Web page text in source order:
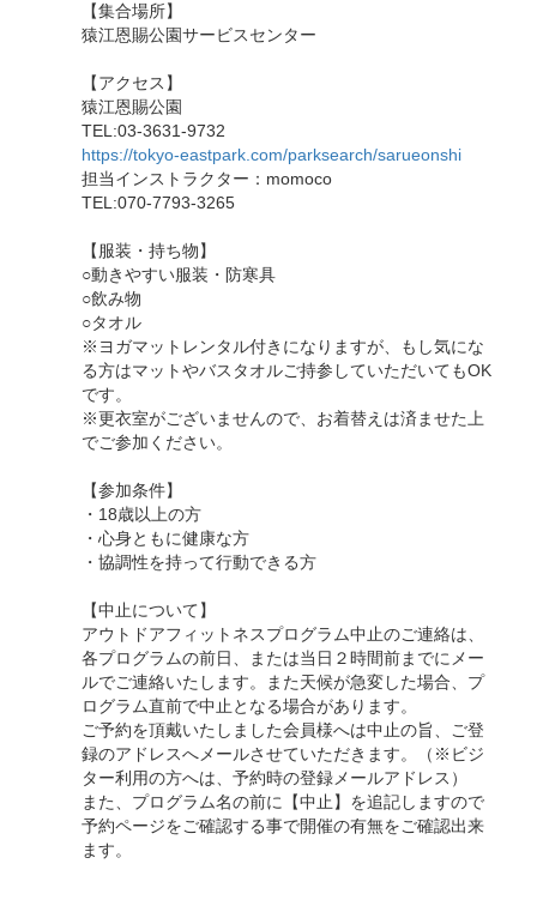
【集合場所】
猿江恩賜公園サービスセンター
【アクセス】
猿江恩賜公園
TEL:03-3631-9732
https://tokyo-eastpark.com/parksearch/sarueonshi
担当インストラクター：momoco
TEL:070-7793-3265
【服装・持ち物】
○動きやすい服装・防寒具
○飲み物
○タオル
※ヨガマットレンタル付きになりますが、もし気にな
る方はマットやバスタオルご持参していただいてもOK
です。
※更衣室がございませんので、お着替えは済ませた上
でご参加ください。
【参加条件】
・18歳以上の方
・心身ともに健康な方
・協調性を持って行動できる方
【中止について】
アウトドアフィットネスプログラム中止のご連絡は、
各プログラムの前日、または当日２時間前までにメー
ルでご連絡いたします。また天候が急変した場合、プ
ログラム直前で中止となる場合があります。
ご予約を頂戴いたしました会員様へは中止の旨、ご登
録のアドレスへメールさせていただきます。（※ビジ
ター利用の方へは、予約時の登録メールアドレス）
また、プログラム名の前に【中止】を追記しますので
予約ページをご確認する事で開催の有無をご確認出来
ます。